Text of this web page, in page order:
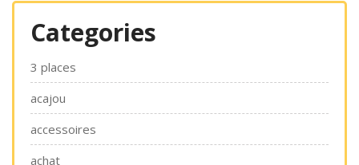
Categories
3 places
acajou
accessoires
achat